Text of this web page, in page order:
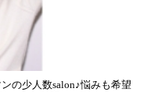
の少人数salon♪悩みも希望